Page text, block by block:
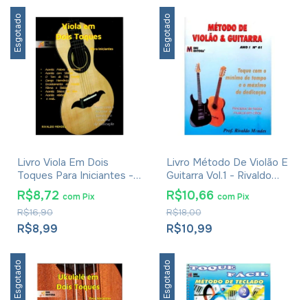
Esgotado
Livro Viola Em Dois
Toques Para Iniciantes -
Rivaldo Mendes
R$8,99
R$16,90
R$8,72 comPix
Esgotado
Livro Método De Violão E
Guitarra Vol.1 - Rivaldo
Mendes
R$10,99
R$18,00
R$10,66 com Pix
Esgotado Esgotado